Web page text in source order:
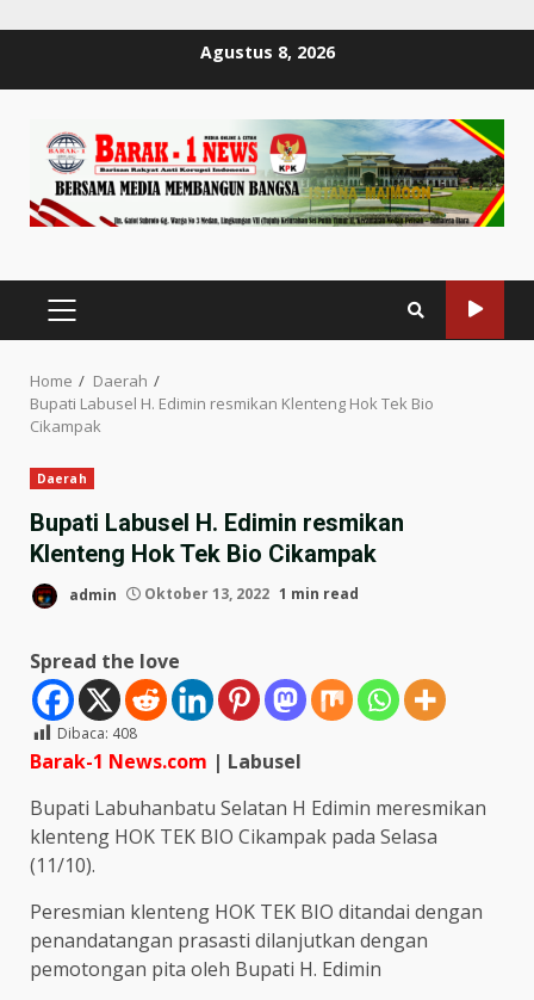
Agustus 8, 2026
PRIMARY
MENU
Home
Daerah
Bupati Labusel H. Edimin resmikan Klenteng Hok Tek Bio
Cikampak
Daerah
Bupati Labusel H. Edimin resmikan
Klenteng Hok Tek Bio Cikampak
admin Oktober 13, 2022 1 min read
Spread the love
Dibaca: 408
Barak-1 News.com | Labusel
Bupati Labuhanbatu Selatan H Edimin meresmikan
klenteng HOK TEK BIO Cikampak pada Selasa
(11/10).
Peresmian klenteng HOK TEK BIO ditandai dengan
penandatangan prasasti dilanjutkan dengan
pemotongan pita oleh Bupati H. Edimin